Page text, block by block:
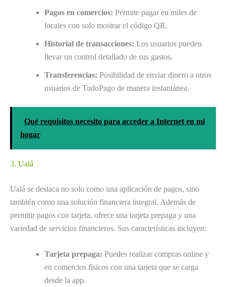
Pagos en comercios: Permite pagar en miles de
locales con solo mostrar el código QR.
Historial de transacciones: Los usuarios pueden
llevar un control detallado de sus gastos.
Transferencias: Posibilidad de enviar dinero a otros
usuarios de TodoPago de manera instantánea.
Qué requisitos necesito para acceder a Internet en mi
hogar
3. Ualá
Ualá se destaca no solo como una aplicación de pagos, sino
también como una solución financiera integral. Además de
permitir pagos con tarjeta, ofrece una tarjeta prepaga y una
variedad de servicios financieros. Sus características incluyen:
Tarjeta prepaga: Puedes realizar compras online y
en comercios físicos con una tarjeta que se carga
desde la app.